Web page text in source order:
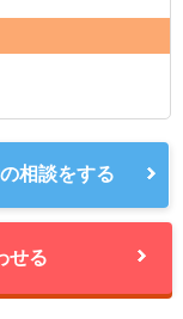
相談をする
せる